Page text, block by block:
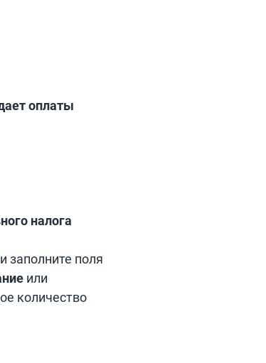
оплаты
налога
и заполните поля
или
количество